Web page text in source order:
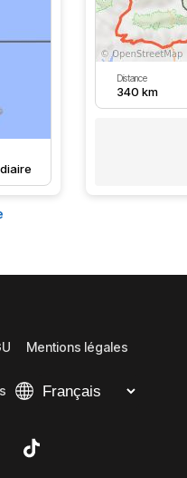
Distance
340 km
Mentions légales